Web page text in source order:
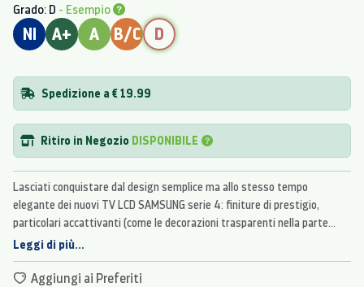
Grado: D - Esempio
NI A+ A B/C D
Spedizione a € 19.99
Ritiro in Negozio DISPONIBILE
Lasciati conquistare dal design semplice ma allo stesso tempo
elegante dei nuovi TV LCD SAMSUNG serie 4: finiture di prestigio,
particolari accattivanti (come le decorazioni trasparenti nella parte
inferiore) e l’inconfondibile cabinet nero lucido li rendono perfetti
complementi di arredo, ideali per ogni ambiente.
Leggi di più...
Aggiungi ai Preferiti